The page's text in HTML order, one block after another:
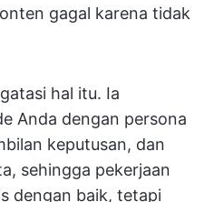
gagal karena tidak
hal itu. Ia
Anda dengan persona
keputusan, dan
sehingga pekerjaan
dengan baik, tetapi